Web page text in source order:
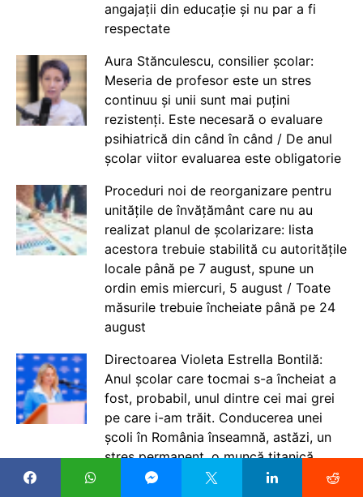
angajații din educație și nu par a fi
respectate
Aura Stănculescu, consilier școlar:
Meseria de profesor este un stres
continuu și unii sunt mai puțini
rezistenți. Este necesară o evaluare
psihiatrică din când în când / De anul
școlar viitor evaluarea este obligatorie
Proceduri noi de reorganizare pentru
unitățile de învățământ care nu au
realizat planul de școlarizare: lista
acestora trebuie stabilită cu autoritățile
locale până pe 7 august, spune un
ordin emis miercuri, 5 august / Toate
măsurile trebuie încheiate până pe 24
august
Directoarea Violeta Estrella Bontilă:
Anul școlar care tocmai s-a încheiat a
fost, probabil, unul dintre cei mai grei
pe care i-am trăit. Conducerea unei
școli în România înseamnă, astăzi, un
stres permanent, o muncă titanică